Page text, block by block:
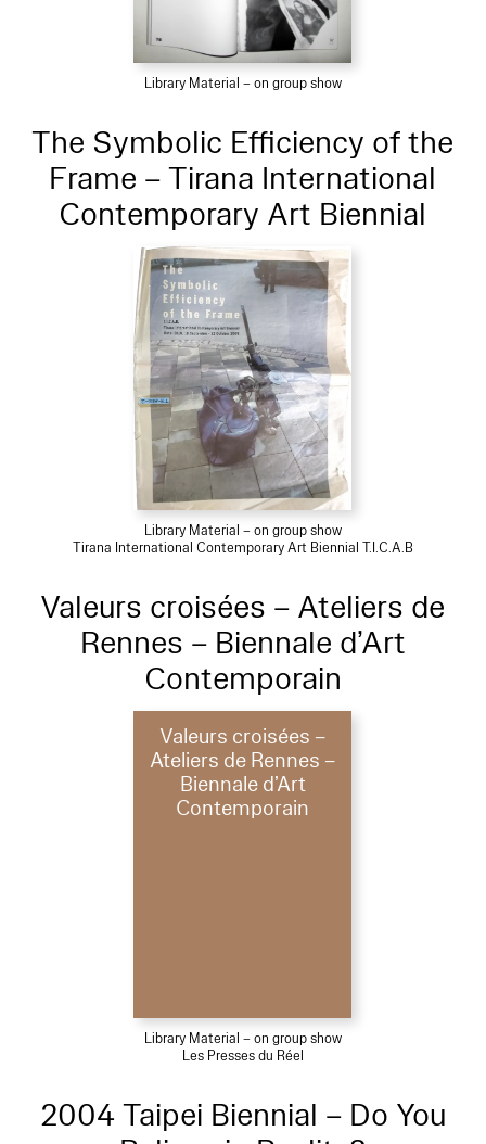
Library Material – on group show
The Symbolic Efficiency of the
Frame – Tirana International
Contemporary Art Biennial
Library Material – on group show
Tirana International Contemporary Art Biennial T.I.C.A.B
Valeurs croisées – Ateliers de
Rennes – Biennale d’Art
Contemporain
Valeurs croisées –
Ateliers de Rennes –
Biennale d’Art
Contemporain
Library Material – on group show
Les Presses du Réel
2004 Taipei Biennial – Do You